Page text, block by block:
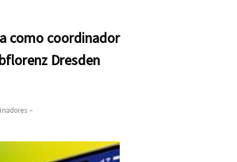
como coordinador
Dresden
–